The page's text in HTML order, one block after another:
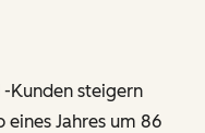
Kunden steigern
Jahres um 86